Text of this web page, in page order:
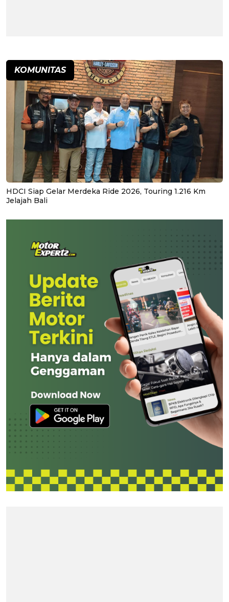
KOMUNITAS
HDCI Siap Gelar Merdeka Ride 2026, Touring 1.216 Km
Jelajah Bali